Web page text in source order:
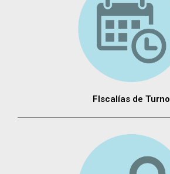
FIscalías de Turno